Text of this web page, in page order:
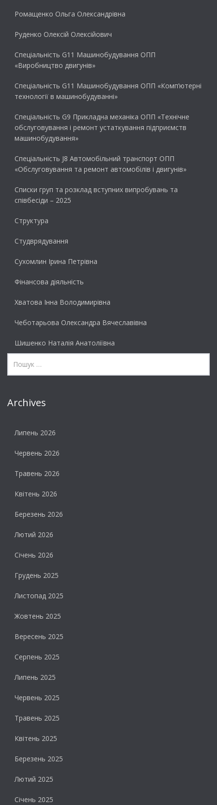
Ромащенко Ольга Олександрівна
Руденко Олексій Олексійович
Спеціальність G11 Машинобудування ОПП
«Виробництво двигунів»
Спеціальність G11 Машинобудування ОПП «Комп’ютерні
технології в машинобудуванні»
Спеціальність G9 Прикладна механіка ОПП «Технічне
обслуговування і ремонт устаткування підприємств
машинобудування»
Спеціальність J8 Автомобільний транспорт ОПП
«Обслуговування та ремонт автомобілів і двигунів»
Списки груп та розклад вступних випробувань та
співбесіди – 2025
Структура
Студврядування
Сухомлин Ірина Петрівна
Фінансова діяльність
Хватова Інна Володимирівна
Чеботарьова Олександра Вячеславівна
Шишенко Наталія Анатоліївна
Archives
Липень 2026
Червень 2026
Травень 2026
Квітень 2026
Березень 2026
Лютий 2026
Січень 2026
Грудень 2025
Листопад 2025
Жовтень 2025
Вересень 2025
Серпень 2025
Липень 2025
Червень 2025
Травень 2025
Квітень 2025
Березень 2025
Лютий 2025
Січень 2025